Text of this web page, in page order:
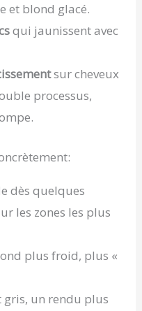
et blond glacé.
qui jaunissent avec
sur cheveux
processus,
dès quelques
les zones les plus
plus froid, plus «
gris, un rendu plus